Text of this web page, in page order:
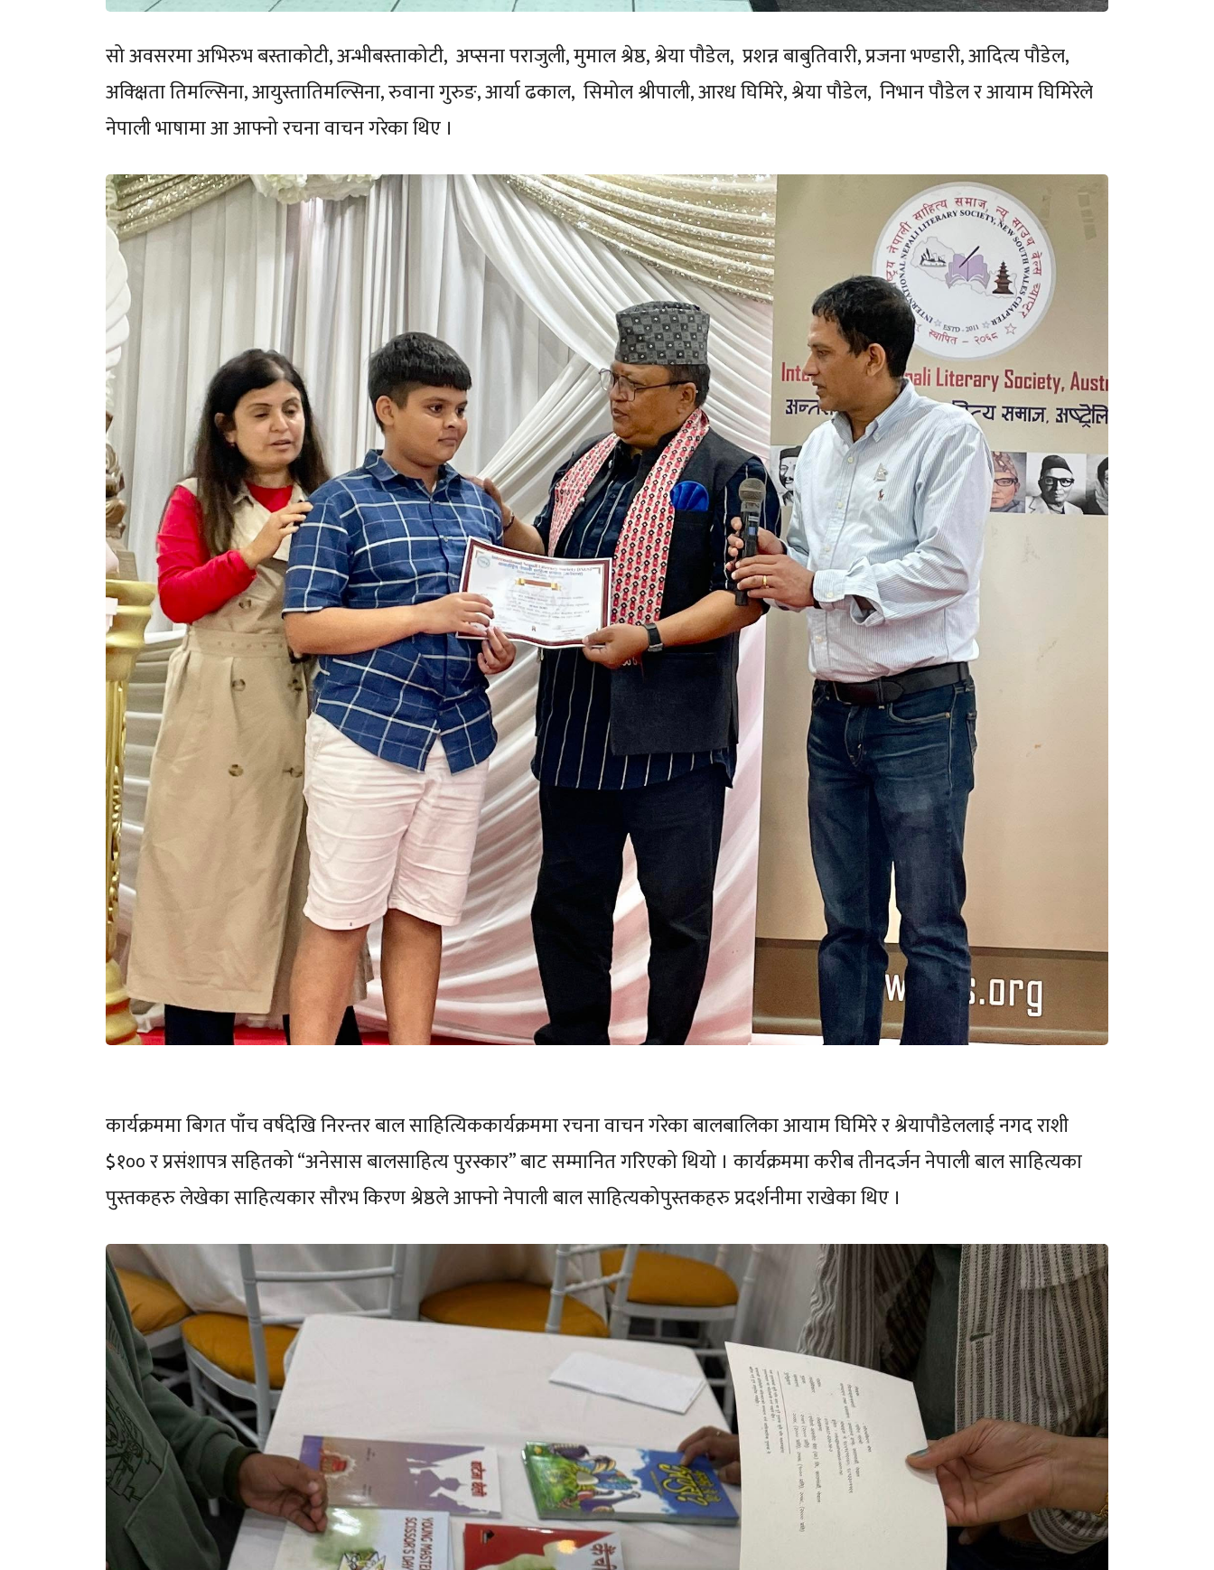
सो अवसरमा अभिरुभ बस्ताकोटी, अन्भीबस्ताकोटी, अप्सना पराजुली, मुमाल श्रेष्ठ, श्रेया पौडेल, प्रशन्न बाबुतिवारी, प्रजना भण्डारी, आदित्य पौडेल,
अक्क्षिता तिमल्सिना, आयुस्तातिमल्सिना, रुवाना गुरुङ, आर्या ढकाल, सिमोल श्रीपाली, आरध घिमिरे, श्रेया पौडेल, निभान पौडेल र आयाम घिमिरेले
नेपाली भाषामा आ आफ्नो रचना वाचन गरेका थिए ।
कार्यक्रममा बिगत पाँच वर्षदेखि निरन्तर बाल साहित्यिककार्यक्रममा रचना वाचन गरेका बालबालिका आयाम घिमिरे र श्रेयापौडेललाई नगद राशी
$१०० र प्रसंशापत्र सहितको “अनेसास बालसाहित्य पुरस्कार” बाट सम्मानित गरिएको थियो । कार्यक्रममा करीब तीनदर्जन नेपाली बाल साहित्यका
पुस्तकहरु लेखेका साहित्यकार सौरभ किरण श्रेष्ठले आफ्नो नेपाली बाल साहित्यकोपुस्तकहरु प्रदर्शनीमा राखेका थिए ।